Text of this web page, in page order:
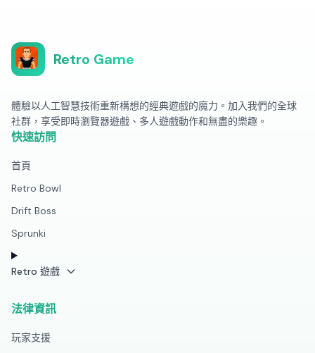
Retro Game
體驗以人工智慧技術重新構想的經典遊戲的魔力。加入我們的全球
社群，享受即時瀏覽器遊戲、多人遊戲動作和無盡的樂趣。
快速訪問
首頁
Retro Bowl
Drift Boss
Sprunki
Retro 遊戲
法律資訊
玩家支援